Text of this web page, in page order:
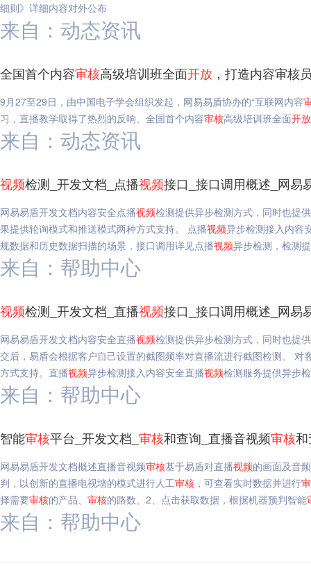
细则》详细内容对外公布
来自：动态资讯
全国首个内容审核高级培训班全面开放 ，打造内容审核
9月27至29日，由中国电子学会组织发起，网易易盾协办的“互联网内容
习，直播教学取得了热烈的反响。全国首个内容审核高级培训班全面开放
来自：动态资讯
视频检测_开发文档_点播视频接口_接口调用概述_网易
网易易盾开发文档内容安全点播视频检测提供异步检测方式，同时也提
果提供轮询模式和推送模式两种方式支持。 点播视频异步检测接入内容
规数据和历史数据扫描的场景，接口调用详见点播视频异步检测，检测
来自：帮助中心
视频检测_开发文档_直播视频接口_接口调用概述_网易
网易易盾开发文档内容安全直播视频检测提供异步检测方式，同时也提
交后，易盾会根据客户自己设置的截图频率对直播流进行截图检测。 对
方式支持。直播视频异步检测接入内容安全直播视频检测服务提供异步
来自：帮助中心
智能审核平台_开发文档_ 审核和查询_直播音视频审核
网易易盾开发文档概述直播音视频审核基于易盾对直播视频的画面及音
判，以创新的直播电视墙的模式进行人工审核 ，可查看实时数据并进行
择需要审核的产品、 审核的路数。2、点击获取数据，根据机器预判智能
来自：帮助中心